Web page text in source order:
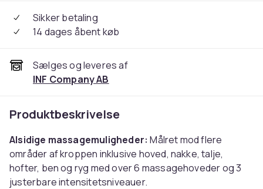
Sikker betaling
14 dages åbent køb
Sælges og leveres af
INF Company AB
Produktbeskrivelse
Alsidige massagemuligheder: Målret mod flere
områder af kroppen inklusive hoved, nakke, talje,
hofter, ben og ryg med over 6 massagehoveder og 3
justerbare intensitetsniveauer.